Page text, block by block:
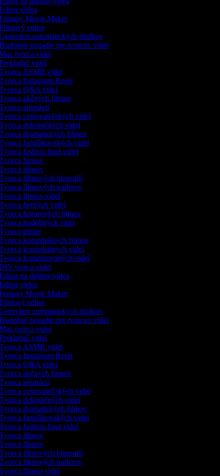
videa
Movie Maker
editor
automatických titulkov
pozadie pre tvorcov videí
tvorca videí
videí
ASMR videí
Instagram Reels
Q&A videí
akčných filmov
animácií
cestovateľských videí
dekoračných videí
dramatických filmov
fanúšikovských videí
fashion haul videí
filmov
filmov
filmových biografií
filmových trailerov
fitness videí
herných videí
hororových filmov
hudobných videí
intrier
komediálnych filmov
komediálnych videí
komentovaných videí
tvorca videí
na dabing videa
videa
Movie Maker
editor
automatických titulkov
pozadie pre tvorcov videí
tvorca videí
videí
ASMR videí
Instagram Reels
Q&A videí
akčných filmov
animácií
cestovateľských videí
dekoračných videí
dramatických filmov
fanúšikovských videí
fashion haul videí
filmov
filmov
filmových biografií
filmových trailerov
fitness videí